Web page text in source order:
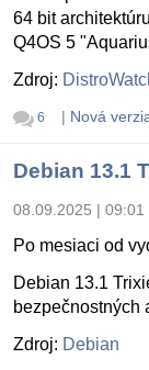
64 bit
Q4OS 5
Zdroj:
6 | Nová
Debian 13.1
08.09.2025 | 09:01
Po mesiaci od
Debian 13.1
bezpečnostných
Zdroj: Debian